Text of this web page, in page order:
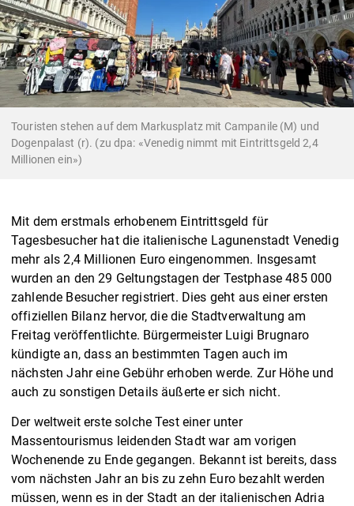
Touristen stehen auf dem Markusplatz mit Campanile (M) und
Dogenpalast (r). (zu dpa: «Venedig nimmt mit Eintrittsgeld 2,4
Millionen ein»)
Mit dem erstmals erhobenem Eintrittsgeld für
Tagesbesucher hat die italienische Lagunenstadt Venedig
mehr als 2,4 Millionen Euro eingenommen. Insgesamt
wurden an den 29 Geltungstagen der Testphase 485 000
zahlende Besucher registriert. Dies geht aus einer ersten
offiziellen Bilanz hervor, die die Stadtverwaltung am
Freitag veröffentlichte. Bürgermeister Luigi Brugnaro
kündigte an, dass an bestimmten Tagen auch im
nächsten Jahr eine Gebühr erhoben werde. Zur Höhe und
auch zu sonstigen Details äußerte er sich nicht.
Der weltweit erste solche Test einer unter
Massentourismus leidenden Stadt war am vorigen
Wochenende zu Ende gegangen. Bekannt ist bereits, dass
vom nächsten Jahr an bis zu zehn Euro bezahlt werden
müssen, wenn es in der Stadt an der italienischen Adria